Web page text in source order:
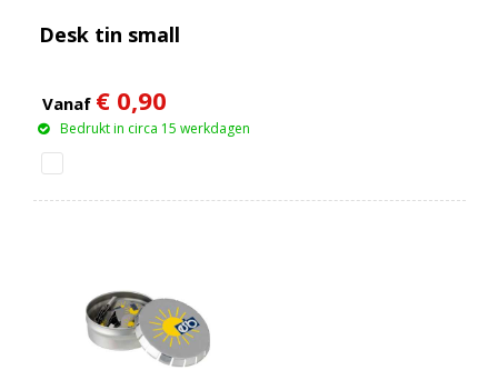
Desk tin small
Vanaf € 0,90
Bedrukt in circa 15 werkdagen